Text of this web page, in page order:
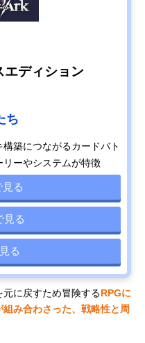
エディション
ち
築につながるカードバト
リーやシステムが特徴
る
見る
る
に戻すため冒険するRPGに
み合わさった、戦略性と周